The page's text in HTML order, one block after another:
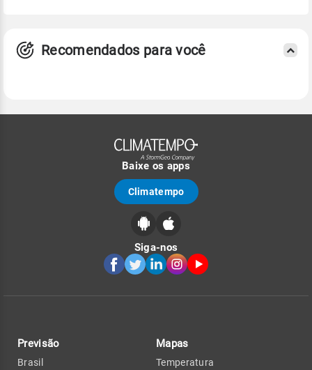
Recomendados para você
Baixe os apps
Climatempo
Siga-nos
Previsão
Brasil
Mapas
Temperatura